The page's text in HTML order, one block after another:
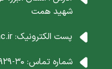
شهید همت
پست الکترونیک:
شماره تماس: 30-02636710929